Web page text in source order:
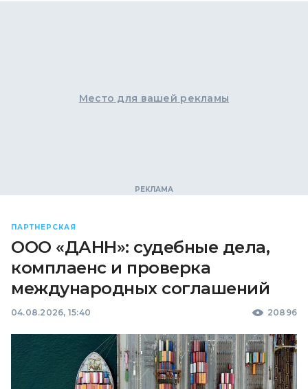
Место для вашей рекламы
ПАРТНЕРСКАЯ
ООО «ДАНН»: судебные дела,
комплаенс и проверка
международных соглашений
04.08.2026, 15:40 20896